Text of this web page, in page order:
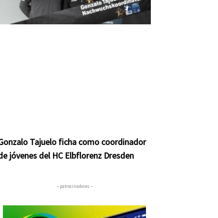
Tajuelo ficha como coordinador
jóvenes del HC Elbflorenz Dresden
– patrocinadores –